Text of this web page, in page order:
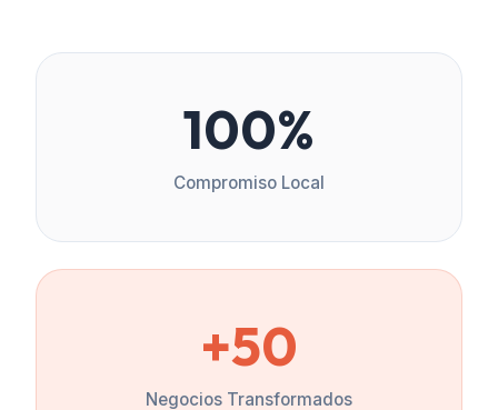
100%
Compromiso Local
+50
Negocios Transformados